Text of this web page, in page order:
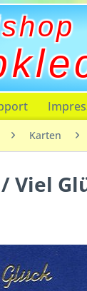
Karten
Viel